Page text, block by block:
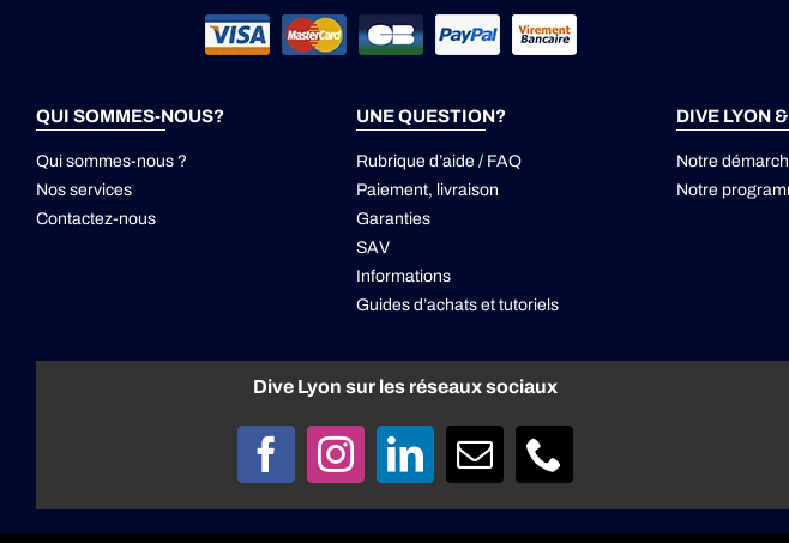
QUI SOMMES-NOUS?
Qui sommes-nous ?
Nos services
Contactez-nous
UNE QUESTION?
Rubrique d’aide / FAQ
Paiement, livraison
Garanties
SAV
Informations
Guides d’achats et tutoriels
DIVE LYON
Notre
Notre
Dive Lyon sur les réseaux sociaux